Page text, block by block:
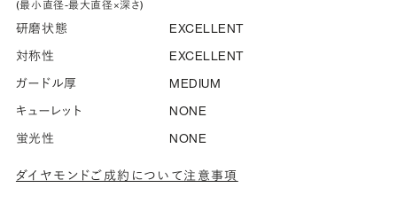
(最小直径-最大直径×深さ)
研磨状態
EXCELLENT
対称性
EXCELLENT
ガードル厚
MEDIUM
キューレット
NONE
蛍光性
NONE
ダイヤモンドご成約について注意事項